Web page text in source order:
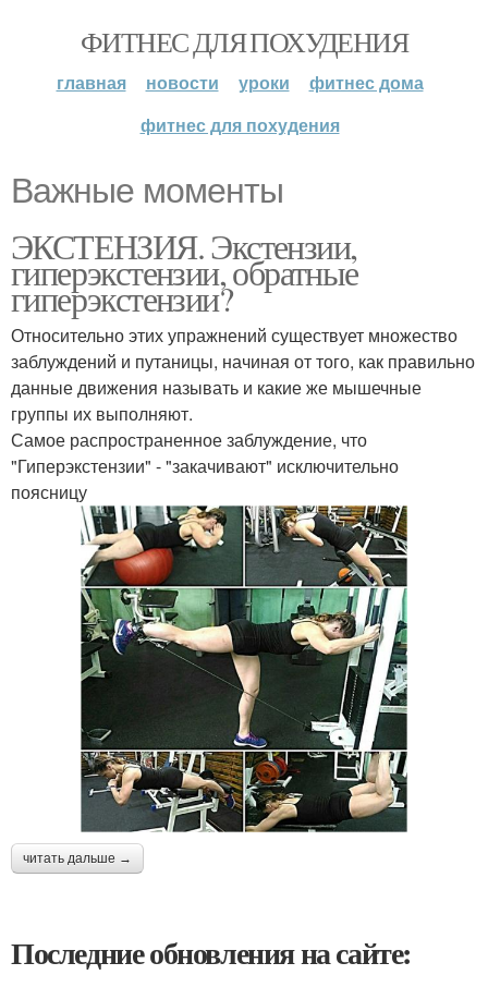
ФИТНЕС ДЛЯ ПОХУДЕНИЯ
главная новости уроки
фитнес дома
фитнес для похудения
Важные моменты
ЭКСТЕНЗИЯ. Экстензии,
гиперэкстензии, обратные
гиперэкстензии?
Относительно этих упражнений существует множество
заблуждений и путаницы, начиная от того, как правильно
данные движения называть и какие же мышечные
группы их выполняют.
Самое распространенное заблуждение, что
"Гиперэкстензии" - "закачивают" исключительно
поясницу
читать дальше →
Последние обновления на сайте: